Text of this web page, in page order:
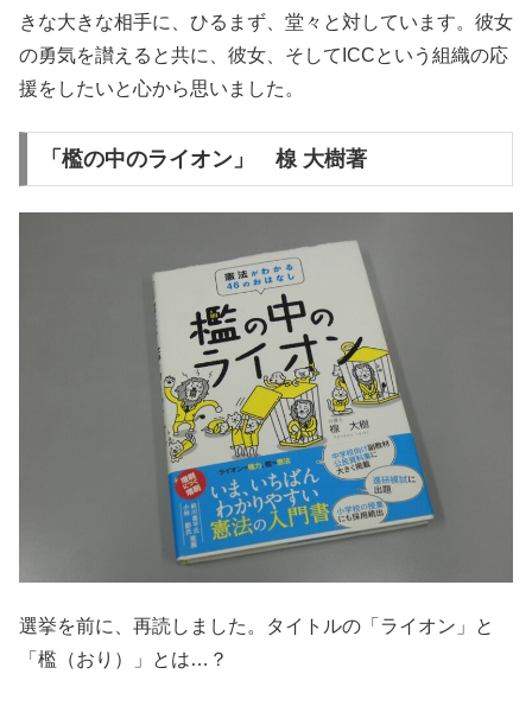
きな大きな相手に、ひるまず、堂々と対しています。彼女
の勇気を讃えると共に、彼女、そしてICCという組織の応
援をしたいと心から思いました。
「檻の中のライオン」 楾 大樹著
選挙を前に、再読しました。タイトルの「ライオン」と
「檻（おり）」とは…？